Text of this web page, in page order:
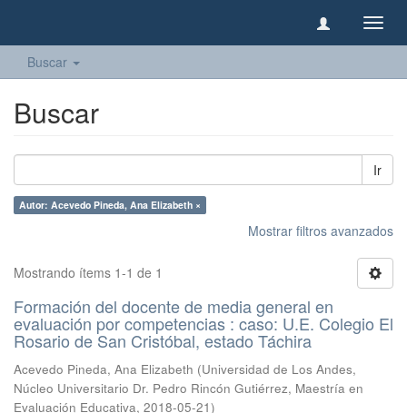
Buscar
Buscar
Ir
Autor: Acevedo Pineda, Ana Elizabeth ×
Mostrar filtros avanzados
Mostrando ítems 1-1 de 1
Formación del docente de media general en
evaluación por competencias : caso: U.E. Colegio El
Rosario de San Cristóbal, estado Táchira
Acevedo Pineda, Ana Elizabeth (Universidad de Los Andes,
Núcleo Universitario Dr. Pedro Rincón Gutiérrez, Maestría en
Evaluación Educativa, 2018-05-21)